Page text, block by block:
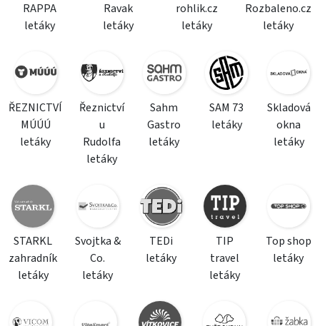
RAPPA
letáky
Ravak
letáky
rohlik.cz
letáky
Rozbaleno.cz
letáky
ŘEZNICTVÍ
MÚÚÚ
letáky
Řeznictví
u
Rudolfa
letáky
Sahm
Gastro
letáky
SAM 73
letáky
Skladová
okna
letáky
STARKL
zahradník
letáky
Svojtka &
Co.
letáky
TEDi
letáky
TIP
travel
letáky
Top shop
letáky